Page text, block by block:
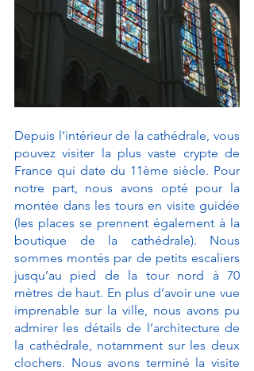
Depuis l’intérieur de la cathédrale, vous
pouvez visiter la plus vaste crypte de
France qui date du 11ème siècle. Pour
notre part, nous avons opté pour la
montée dans les tours en visite guidée
(les places se prennent également à la
boutique de la cathédrale). Nous
sommes montés par de petits escaliers
jusqu’au pied de la tour nord à 70
mètres de haut. En plus d’avoir une vue
imprenable sur la ville, nous avons pu
admirer les détails de l’architecture de
la cathédrale, notamment sur les deux
clochers. Nous avons terminé la visite